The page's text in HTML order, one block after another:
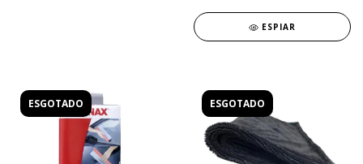
ESPIAR
ESGOTADO ESGOTADO